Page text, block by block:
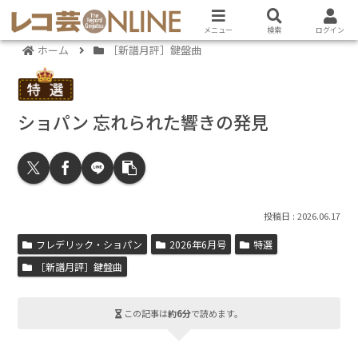
ホーム ［新譜月評］鍵盤曲
ショパン 忘れられた響きの発見
2026.06.17
フレデリック・ショパン 2026年6月号
特選
［新譜月評］鍵盤曲
この記事は約6分で読めます。
メニュー 検索 ログイン